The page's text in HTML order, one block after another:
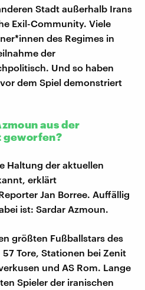
Stadt außerhalb Irans
Exil-Community. Viele
des Regimes in
der
Und so haben
dem Spiel demonstriert
aus der
geworfen?
Haltung der aktuellen
erklärt
Jan Borree. Auffällig
ist: Sardar Azmoun.
größten Fußballstars des
Tore, Stationen bei Zenit
und AS Rom. Lange
Spieler der iranischen